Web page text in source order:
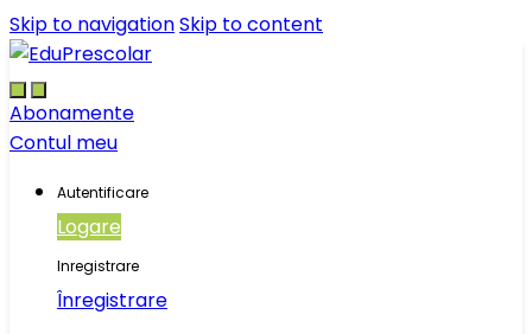
Skip to navigationSkip to content
Abonamente
Contul meu
Autentificare
Logare
Inregistrare
Înregistrare